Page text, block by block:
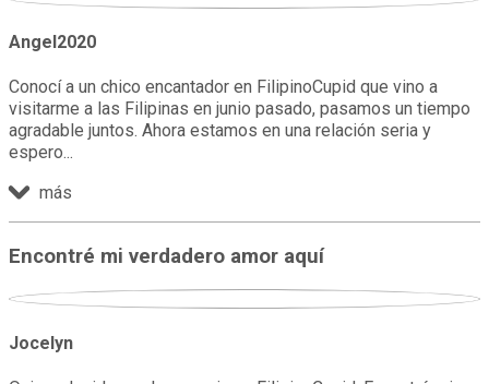
Angel2020
Conocí a un chico encantador en FilipinoCupid que vino a
visitarme a las Filipinas en junio pasado, pasamos un tiempo
agradable juntos. Ahora estamos en una relación seria y
espero
más
Encontré mi verdadero amor aquí
Jocelyn